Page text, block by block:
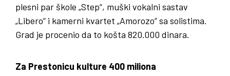
plesni par škole „Step“, muški vokalni sastav
„Libero“ i kamerni kvartet „Amorozo“ sa solistima.
Grad je procenio da to košta 820.000 dinara.
Za Prestonicu kulture 400 miliona